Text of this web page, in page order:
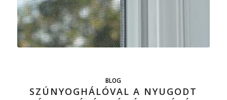
BLOG
SZÚNYOGHÁLÓVAL A NYUGODT